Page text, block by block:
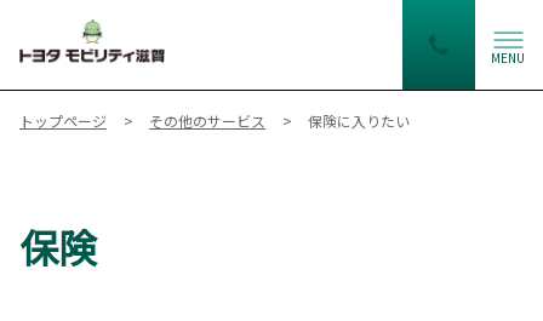
MENU
トップページ その他のサービス 保険に入りたい
保険